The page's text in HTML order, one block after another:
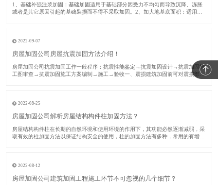
1​、基础补强注浆加固：基础加固适用于基础部分因受力不均匀而导致沉降、冻胀
或者是其它原因引起的基础裂损而不得不采取加固。2、加大地基底面积：适用于
2022-09-07
房屋加固公司房屋抗震加固方法介绍！
​房屋加固公司抗震加固工作一般程序：抗震性能鉴定→抗震加固设计→抗震加固施
工图审查→抗震加固施工方案编制→施工→验收一、震损建筑加固前可对震损部
2022-08-25
房屋加固公司解析房屋结构构件柱加固方法？
​房屋结构构件柱在长期的自然环境和使用环境的作用下，其功能必然逐渐减弱，采
取有效的柱加固方法以保证结构安全的使用，柱的加固方法有多种，常用的有增大
2022-08-12
房屋加固公司建筑加固工程施工环节不可忽视的几个细节？